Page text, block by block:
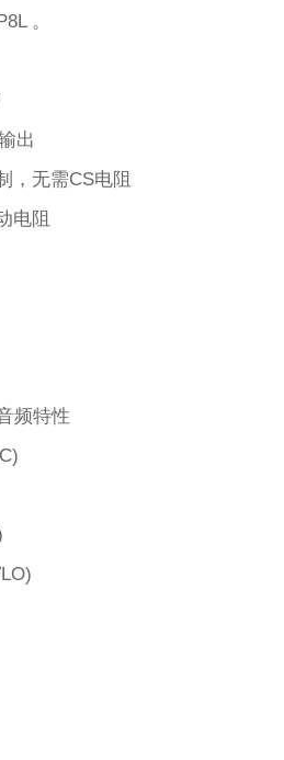
。
出
，无需CS电阻
电阻
频特性